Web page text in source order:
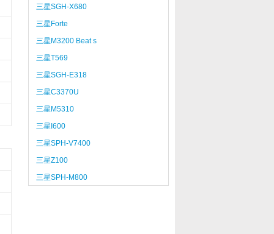
三星SGH-X680
三星Forte
三星M3200 Beat s
三星T569
三星SGH-E318
三星C3370U
三星M5310
三星I600
三星SPH-V7400
三星Z100
三星SPH-M800